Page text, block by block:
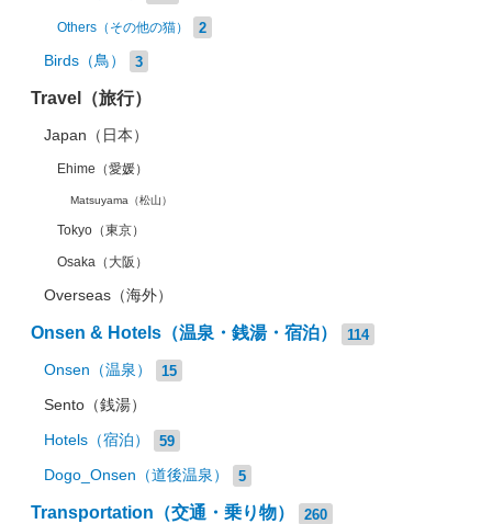
Others（その他の猫） 2
Birds（鳥） 3
Travel（旅行）
Japan（日本）
Ehime（愛媛）
Matsuyama（松山）
Tokyo（東京）
Osaka（大阪）
Overseas（海外）
Onsen & Hotels（温泉・銭湯・宿泊） 114
Onsen（温泉） 15
Sento（銭湯）
Hotels（宿泊） 59
Dogo_Onsen（道後温泉） 5
Transportation（交通・乗り物） 260